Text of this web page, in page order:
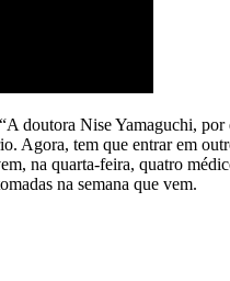
doutora Nise Yamaguchi,
Agora, tem que entrar em
na quarta-feira, quatro
na semana que vem.